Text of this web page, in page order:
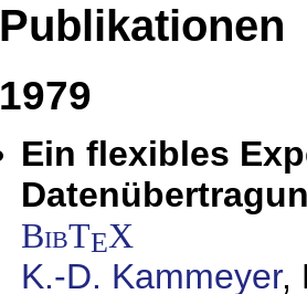
Publikationen
1979
Ein flexibles
BibTEX
K.-D. Kammeyer,